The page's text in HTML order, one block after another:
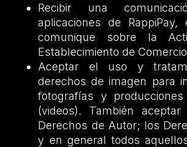
Recibir una
aplicaciones de
comunique sobre la
Establecimiento de
Aceptar el uso y
derechos de imagen para
fotografías y producciones
(videos). También
Derechos de Autor; los
y en general todos